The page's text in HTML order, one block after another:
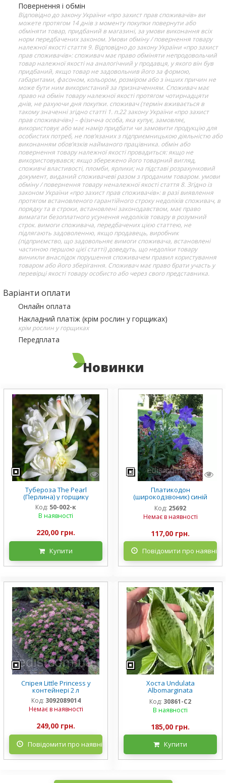
Повернення і обмін
Відповідно до закону України «про захист прав споживачів» ви
можете протягом 14 днів з моменту покупки повернути або
обміняти товар, придбаний в магазині, за умови виконання всіх
норм передбачених законом. Умови обміну / повернення товару
належної якості стаття 9. Відповідно до закону України «про захист
прав споживачів»: споживач має право обміняти непродовольчий
товар належної якості на аналогічний у продавця, у якого він був
придбаний, якщо товар не задовольнив його за формою,
габаритами, фасоном, кольором, розміром або з інших причин не
може бути ним використаний за призначенням. Споживач має
право на обмін товару належної якості протягом чотирнадцяти
днів, не рахуючи дня покупки. споживач (термін вживається в
такому значенні згідно статті 1. п.22 закону України «про захист
прав споживачів») – фізична особа, яка купує, замовляє,
використовує або має намір придбати чи замовити продукцію для
особистих потреб, не пов’язаних з підприємницькою діяльністю або
виконанням обов’язків найманого працівника. обмін або
повернення товару належної якості провадиться: якщо не
використовувався; якщо збережено його товарний вигляд,
споживчі властивості, пломби, ярлики; на підставі розрахунковий
документ, виданий споживачеві разом з проданим товаром. умови
обміну / повернення товару неналежної якості стаття 8. Згідно із
законом України «про захист прав споживачів»: в разі виявлення
протягом встановленого гарантійного строку недоліків споживач, в
порядку та в строки, встановлені законодавством, має право
вимагати безоплатного усунення недоліків товару в розумний
строк. вимоги споживача, передбачених цією статтею, не
підлягають задоволенню, якщо продавець, виробник
(підприємство, що задовольняє вимоги споживача, встановлені
частиною першою цієї статті) доведуть, що недоліки товару
виникли внаслідок порушення споживачем правил користування
товаром або його зберігання. Споживач має право брати участь у
перевірці якості товару особисто або через свого представника.
Варіанти оплати
Онлайн оплата
Накладний платіж (крім рослин у горщиках)
крім рослин у горщиках
Передплата
Новинки
Тубероза The Pearl
(Перлина) у горщику
Код: 50-002-к
В наявності
220,00 грн.
Купити
Платикодон
(широкодзвоник) синій
низькорослий Mariesii у
горщику
Код: 25692
Немає в наявності
117,00 грн.
Повідомити про
Спірея Little Princess у
контейнері 2 л
Код: 3092089014
Немає в наявності
249,00 грн.
Повідомити про наявність
Хоста Undulata
Albomarginata
(Альбомарджината)
контейнер 2 л, 3/+ розетки
Код: 30861-С2
В наявності
185,00 грн.
Купити